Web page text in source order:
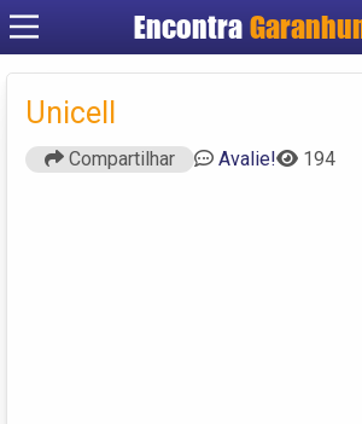
Encontra
Cadastrar
Unicell
Compartilhar Avalie! 194